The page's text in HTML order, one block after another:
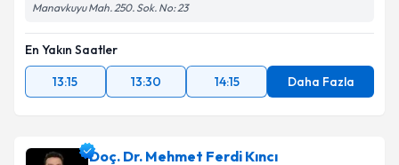
Manavkuyu Mah. 250. Sok. No: 23
En Yakın Saatler
13:15
13:30 14:15 Daha Fazla
Doç. Dr. Mehmet Ferdi Kıncı